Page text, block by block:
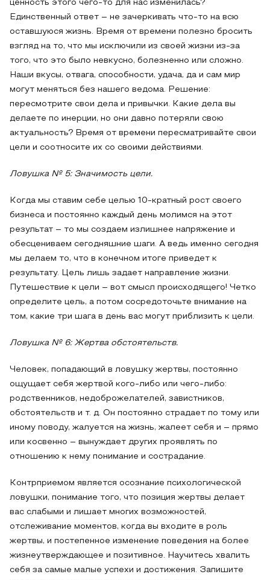
ценность этого чего-то для нас изменилась?
Единственный ответ – не зачеркивать что-то на всю
оставшуюся жизнь. Время от времени полезно бросить
взгляд на то, что мы исключили из своей жизни из-за
того, что это было невкусно, болезненно или сложно.
Наши вкусы, отвага, способности, удача, да и сам мир
могут меняться без нашего ведома. Решение:
пересмотрите свои дела и привычки. Какие дела вы
делаете по инерции, но они давно потеряли свою
актуальность? Время от времени пересматривайте свои
цели и соотносите их со своими действиями.
Ловушка № 5: Значимость цели.
Когда мы ставим себе целью 10-кратный рост своего
бизнеса и постоянно каждый день молимся на этот
результат – то мы создаем излишнее напряжение и
обесцениваем сегодняшние шаги. А ведь именно сегодня
мы делаем то, что в конечном итоге приведет к
результату. Цель лишь задает направление жизни.
Путешествие к цели – вот смысл происходящего! Четко
определите цель, а потом сосредоточьте внимание на
том, какие три шага в день вас могут приблизить к цели.
Ловушка № 6: Жертва обстоятельств.
Человек, попадающий в ловушку жертвы, постоянно
ощущает себя жертвой кого-либо или чего-либо:
родственников, недоброжелателей, завистников,
обстоятельств и т. д. Он постоянно страдает по тому или
иному поводу, жалуется на жизнь, жалеет себя и – прямо
или косвенно – вынуждает других проявлять по
отношению к нему понимание и сострадание.
Контрприемом является осознание психологической
ловушки, понимание того, что позиция жертвы делает
вас слабыми и лишает многих возможностей,
отслеживание моментов, когда вы входите в роль
жертвы, и постепенное изменение поведения на более
жизнеутверждающее и позитивное. Научитесь хвалить
себя за самые малые успехи и достижения. Запишите